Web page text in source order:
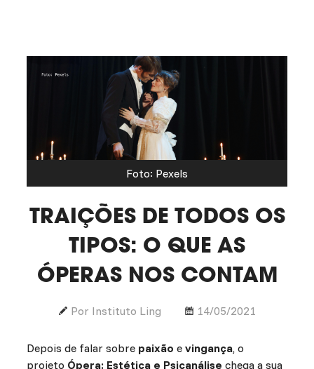
Foto: Pexels
TRAIÇÕES DE TODOS OS
TIPOS: O QUE AS
ÓPERAS NOS CONTAM
Por Instituto Ling 14/05/2021
Depois de falar sobre paixão e vingança, o
projeto Ópera: Estética e Psicanálise chega a sua